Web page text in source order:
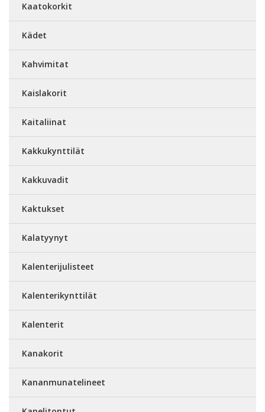
Kaatokorkit
Kädet
Kahvimitat
Kaislakorit
Kaitaliinat
Kakkukynttilät
Kakkuvadit
Kaktukset
Kalatyynyt
Kalenterijulisteet
Kalenterikynttilät
Kalenterit
Kanakorit
Kananmunatelineet